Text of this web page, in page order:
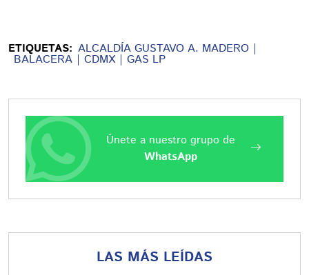
ETIQUETAS: ALCALDÍA GUSTAVO A. MADERO
BALACERA CDMX GAS LP
Únete a nuestro grupo de
WhatsApp
LAS MÁS LEÍDAS